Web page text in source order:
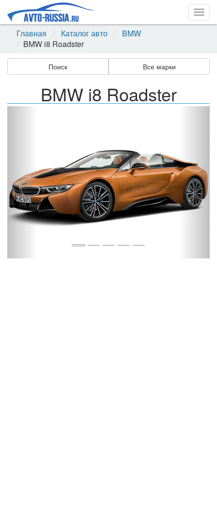
Главная
Каталог авто
BMW
BMW i8 Roadster
Поиск Все марки
BMW i8 Roadster